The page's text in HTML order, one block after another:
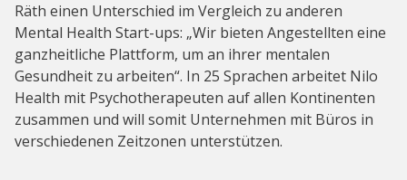
Räth einen Unterschied im Vergleich zu anderen
Mental Health Start-ups: „Wir bieten Angestellten eine
ganzheitliche Plattform, um an ihrer mentalen
Gesundheit zu arbeiten“. In 25 Sprachen arbeitet Nilo
Health mit Psychotherapeuten auf allen Kontinenten
zusammen und will somit Unternehmen mit Büros in
verschiedenen Zeitzonen unterstützen.